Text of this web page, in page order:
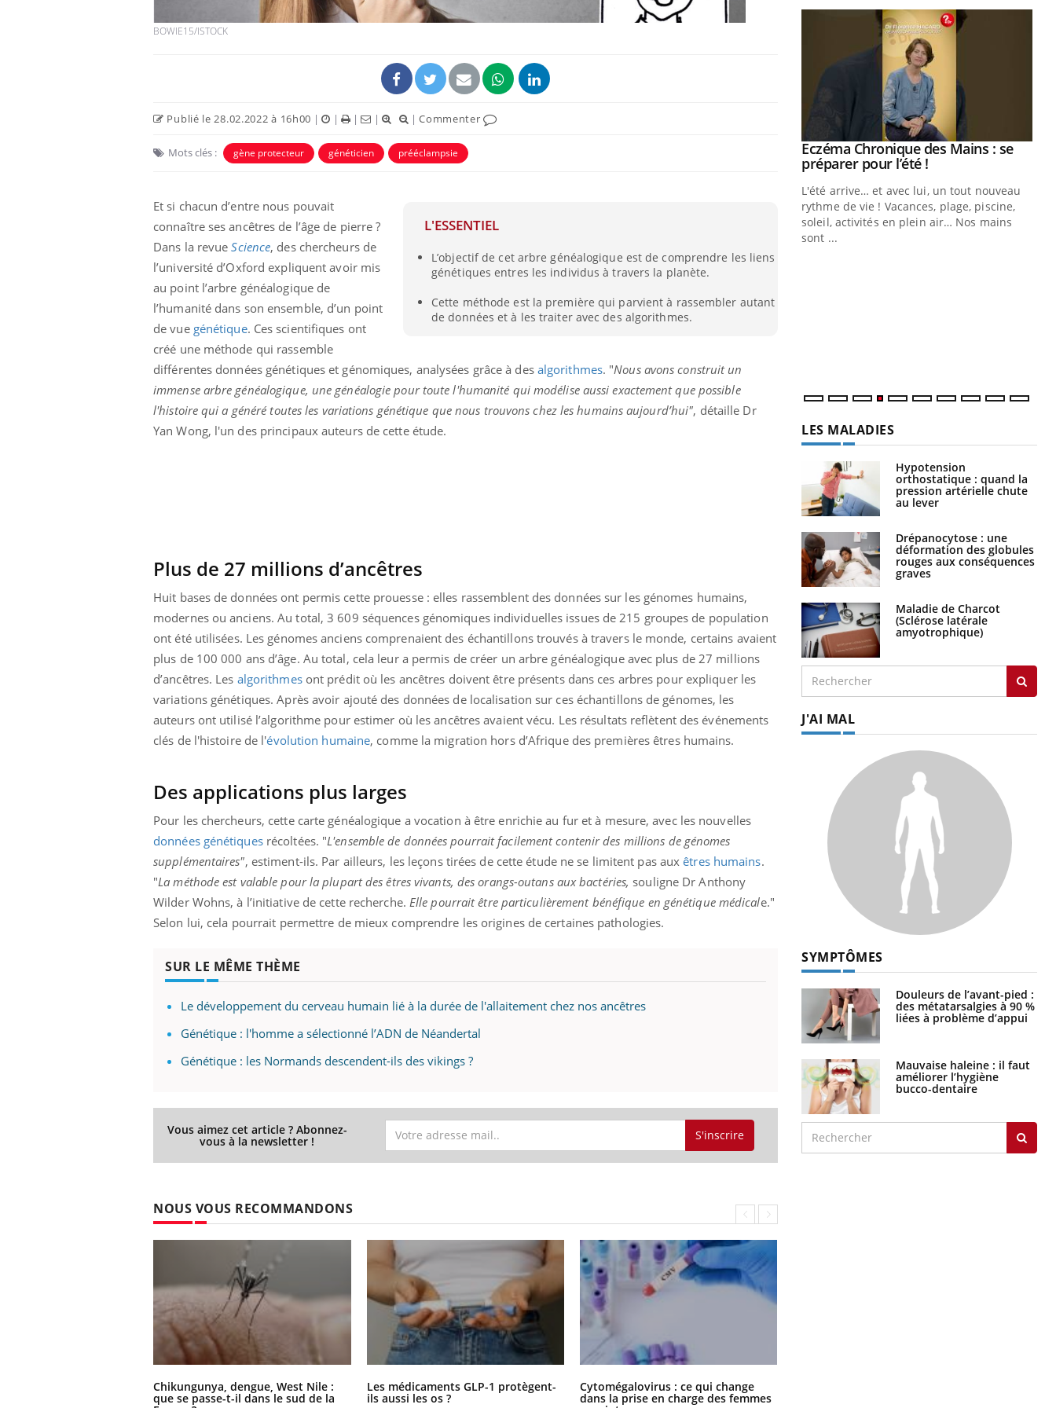
BOWIE15/ISTOCK
Publié le 28.02.2022 à 16h00 | | | | |Commenter
Mots clés : gène protecteur généticien prééclampsie
L'ESSENTIEL
L’objectif de cet arbre généalogique est de comprendre les liens
génétiques entres les individus à travers la planète.
Cette méthode est la première qui parvient à rassembler autant
de données et à les traiter avec des algorithmes.
Et si chacun d’entre nous pouvait
connaître ses ancêtres de l’âge de pierre ?
Dans la revueScience, des chercheurs de
l’université d’Oxford expliquent avoir mis
au point l’arbre généalogique de
l’humanité dans son ensemble, d’un point
de vue génétique. Ces scientifiques ont
créé une méthode qui rassemble
différentes données génétiques et génomiques, analysées grâce à des algorithmes. "Nous avons construit un
immense arbre généalogique, une généalogie pour toute l'humanité qui modélise aussi exactement que possible
l'histoire qui a généré toutes les variations génétique que nous trouvons chez les humains aujourd’hui", détaille Dr
Yan Wong, l'un des principaux auteurs de cette étude.
Plus de 27 millions d’ancêtres
Huit bases de données ont permis cette prouesse : elles rassemblent des données sur les génomes humains,
modernes ou anciens. Au total, 3 609 séquences génomiques individuelles issues de 215 groupes de population
ont été utilisées. Les génomes anciens comprenaient des échantillons trouvés à travers le monde, certains avaient
plus de 100 000 ans d’âge. Au total, cela leur a permis de créer un arbre généalogique avec plus de 27 millions
d’ancêtres. Les algorithmesont prédit où les ancêtres doivent être présents dans ces arbres pour expliquer les
variations génétiques. Après avoir ajouté des données de localisation sur ces échantillons de génomes, les
auteurs ont utilisé l’algorithme pour estimer où les ancêtres avaient vécu. Les résultats reflètent des événements
clés de l'histoire de l'évolution humaine, comme la migration hors d’Afrique des premières êtres humains.
Des applications plus larges
Pour les chercheurs, cette carte généalogique a vocation à être enrichie au fur et à mesure, avec les nouvelles
données génétiquesrécoltées. "L'ensemble de données pourrait facilement contenir des millions de génomes
supplémentaires", estiment-ils. Par ailleurs, les leçons tirées de cette étude ne se limitent pas auxêtres humains.
"La méthode est valable pour la plupart des êtres vivants, des orangs-outans aux bactéries, souligne Dr Anthony
Wilder Wohns, à l’initiative de cette recherche. Elle pourrait être particulièrement bénéfique en génétique médicale."
Selon lui, cela pourrait permettre de mieux comprendre les origines de certaines pathologies.
SUR LE MÊME THÈME
Le développement du cerveau humain lié à la durée de l'allaitement chez nos ancêtres
Génétique : l'homme a sélectionné l’ADN de Néandertal
Génétique : les Normands descendent-ils des vikings ?
Vous aimez cet article ? Abonnez-
vous à la newsletter ! S'inscrire
NOUS VOUS RECOMMANDONS
Chikungunya, dengue, West Nile :
que se passe-t-il dans le sud de la
Les médicaments GLP-1 protègent-
ils aussi les os ?
Cytomégalovirus : ce qui change
dans la prise en charge des femmes
carence en fer sont multiples ce qui la rend
Youtube
Insuline & Charge mentale : et si on
osait en parler??Youtube
reste entourée d'idées reçues chez les
patients comme parfois chez les soignants.
Youtube
Eczéma Chronique des Mains : se
préparer pour l’été !Youtube
L'été arrive… et avec lui, un tout nouveau
rythme de vie ! Vacances, plage, piscine,
soleil, activités en plein air… Nos mains
sont ...
LES MALADIES
Hypotension
orthostatique : quand la
pression artérielle chute
au lever
Drépanocytose : une
déformation des globules
rouges aux conséquences
graves
Maladie de Charcot
(Sclérose latérale
amyotrophique)
J'AI MAL
SYMPTÔMES
Douleurs de l’avant-pied :
des métatarsalgies à 90 %
liées à problème d’appui
Mauvaise haleine : il faut
améliorer l’hygiène
bucco-dentaire